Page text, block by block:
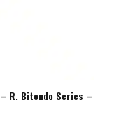
R. Bitondo Series –